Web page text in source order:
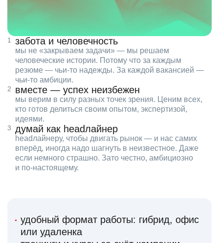
забота и человечность
мы не «закрываем задачи» — мы решаем
человеческие истории. Потому что за каждым
резюме — чьи‑то надежды. За каждой вакансией —
чьи‑то амбиции.
вместе — успех неизбежен
мы верим в силу разных точек зрения. Ценим всех,
кто готов делиться своим опытом, экспертизой,
идеями.
думай как headлайнер
headлайнеру, чтобы двигать рынок — и нас самих
вперёд, иногда надо шагнуть в неизвестное. Даже
если немного страшно. Зато честно, амбициозно
и по‑настоящему.
удобный формат работы: гибрид, офис
или удаленка